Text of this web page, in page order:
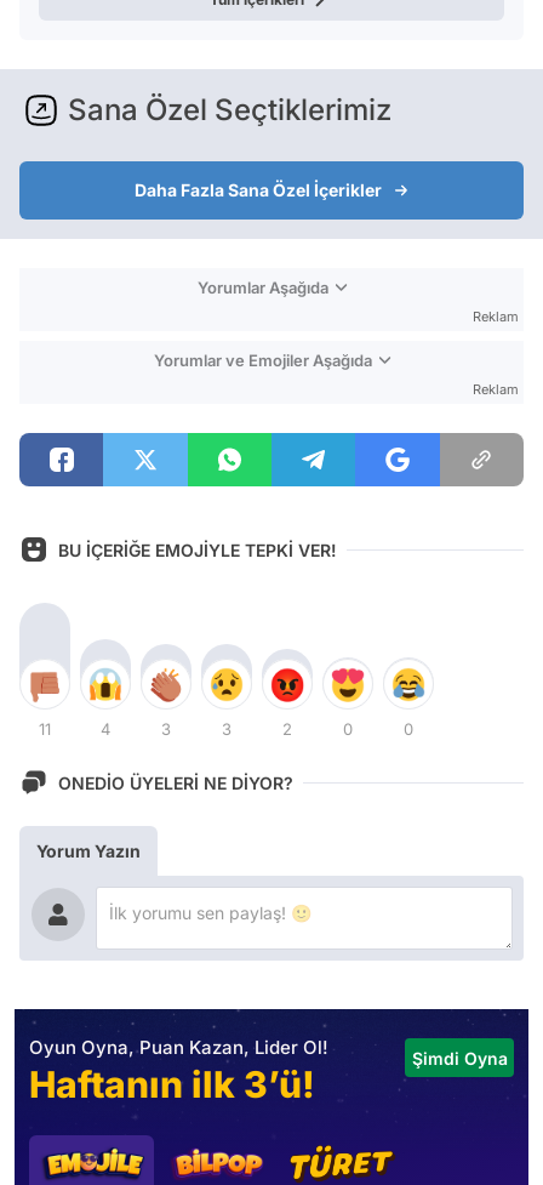
Sana Özel Seçtiklerimiz
Daha Fazla Sana Özel İçerikler
Yorumlar Aşağıda
Reklam
Yorumlar ve Emojiler Aşağıda
Reklam
BU İÇERİĞE EMOJİYLE TEPKİ VER!
11 4 3 3 2 0 0
ONEDİO ÜYELERİ NE DİYOR?
Yorum Yazın
Oyun Oyna, Puan Kazan, Lider Ol!
Haftanın ilk 3’ü!
Şimdi Oyna